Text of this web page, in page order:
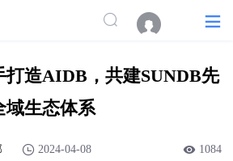
打造AIDB，共建SUNDB先
域生态体系
2024-04-08 1084